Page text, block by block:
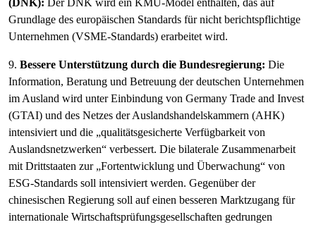
(DNK): Der DNK wird ein KMU-Model enthalten, das auf
Grundlage des europäischen Standards für nicht berichtspflichtige
Unternehmen (VSME-Standards) erarbeitet wird.
9. Bessere Unterstützung durch die Bundesregierung: Die
Information, Beratung und Betreuung der deutschen Unternehmen
im Ausland wird unter Einbindung von Germany Trade and Invest
(GTAI) und des Netzes der Auslandshandelskammern (AHK)
intensiviert und die „qualitätsgesicherte Verfügbarkeit von
Auslandsnetzwerken“ verbessert. Die bilaterale Zusammenarbeit
mit Drittstaaten zur „Fortentwicklung und Überwachung“ von
ESG-Standards soll intensiviert werden. Gegenüber der
chinesischen Regierung soll auf einen besseren Marktzugang für
internationale Wirtschaftsprüfungsgesellschaften gedrungen